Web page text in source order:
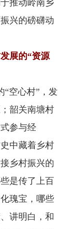
推动岭南乡
兴的磅礴动
展的“资源
空心村”，发
韶关南塘村
参与经
中藏着乡村
乡村振兴的
是传了上百
瑰宝，哪些
讲明白，和